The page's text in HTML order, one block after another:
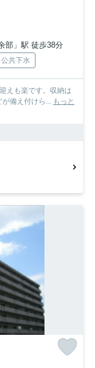
部」駅 徒歩38分
公共下水
えも楽です。収納は
備え付けら... もっと